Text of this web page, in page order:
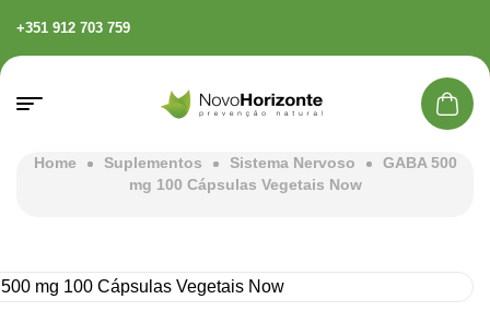
+351 912 703 759
Home Suplementos Sistema Nervoso
GABA 500
mg 100 Cápsulas Vegetais Now